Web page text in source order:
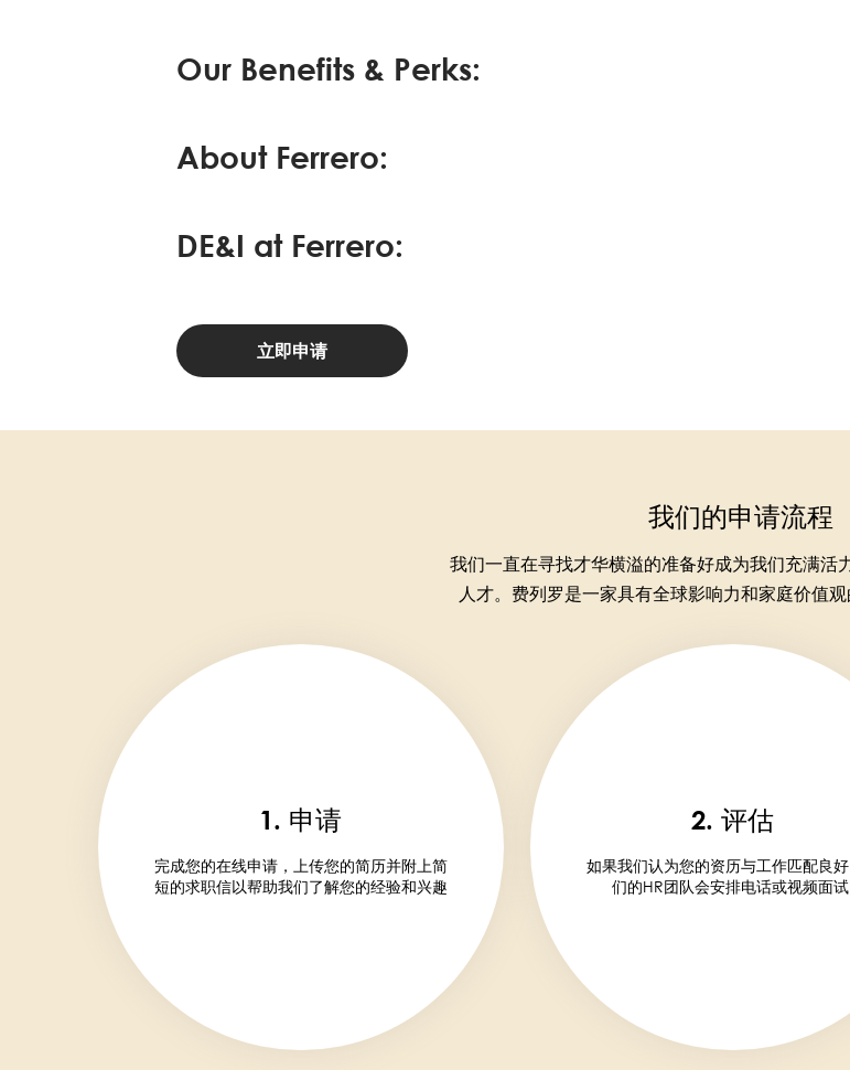
Our Benefits & Perks:
About Ferrero:
DE&I at Ferrero:
立即申请
我们的申请流程
我们一直在寻找才华横溢的准备好成为我们充满活
人才。费列罗是一家具有全球影响力和家庭价值观
1. 申请
完成您的在线申请，上传您的简历并附上简
短的求职信以帮助我们了解您的经验和兴趣
2. 评估
如果我们认为您的资历与工作匹配良
们的HR团队会安排电话或视频面试